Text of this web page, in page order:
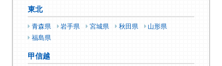
東北
青森県 岩手県 宮城県 秋田県
山形県
福島県
甲信越